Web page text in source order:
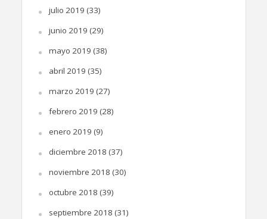
julio 2019 (33)
junio 2019 (29)
mayo 2019 (38)
abril 2019 (35)
marzo 2019 (27)
febrero 2019 (28)
enero 2019 (9)
diciembre 2018 (37)
noviembre 2018 (30)
octubre 2018 (39)
septiembre 2018 (31)